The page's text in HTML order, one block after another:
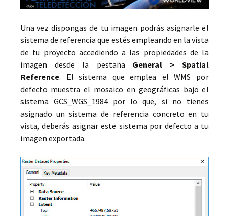
Una vez dispongas de tu imagen podrás asignarle el
sistema de referencia que estés empleando en la vista
de tu proyecto accediendo a las propiedades de la
imagen desde la pestaña General > Spatial
Reference. El sistema que emplea el WMS por
defecto muestra el mosaico en geográficas bajo el
sistema GCS_WGS_1984 por lo que, si no tienes
asignado un sistema de referencia concreto en tu
vista, deberás asignar este sistema por defecto a tu
imagen exportada.